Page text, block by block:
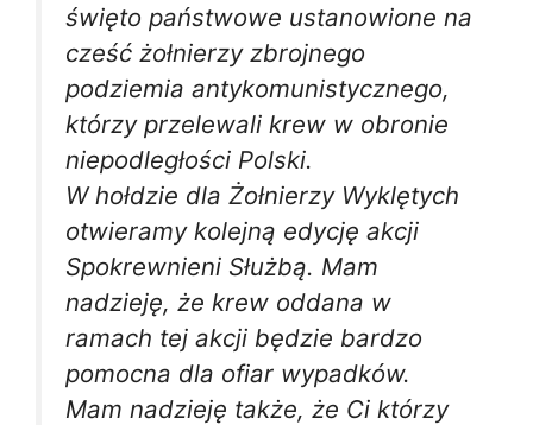
święto państwowe ustanowione na
cześć żołnierzy zbrojnego
podziemia antykomunistycznego,
którzy przelewali krew w obronie
niepodległości Polski.
W hołdzie dla Żołnierzy Wyklętych
otwieramy kolejną edycję akcji
Spokrewnieni Służbą. Mam
nadzieję, że krew oddana w
ramach tej akcji będzie bardzo
pomocna dla ofiar wypadków.
Mam nadzieję także, że Ci którzy